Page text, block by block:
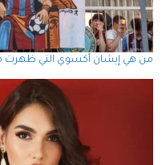
من هي إيشان أكسوي التي